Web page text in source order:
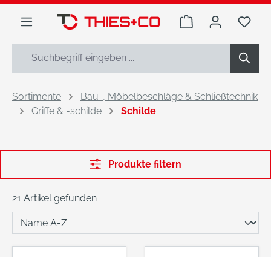
springen
Warenkorb Du
Sortimente
Bau-, Möbelbeschläge & Schließtechnik
Griffe & -schilde
Schilde
Produkte filtern
21 Artikel gefunden